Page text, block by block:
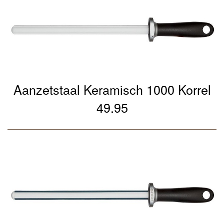
Aanzetstaal Keramisch 1000 Korrel
49.95